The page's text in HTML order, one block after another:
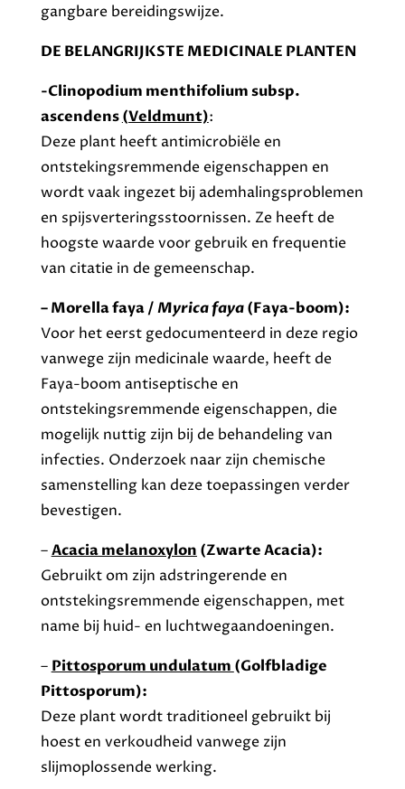
gangbare bereidingswijze.
DE BELANGRIJKSTE MEDICINALE PLANTEN
-Clinopodium menthifolium subsp.
ascendens(Veldmunt):
Deze plant heeft antimicrobiële en
ontstekingsremmende eigenschappen en
wordt vaak ingezet bij ademhalingsproblemen
en spijsverteringsstoornissen. Ze heeft de
hoogste waarde voor gebruik en frequentie
van citatie in de gemeenschap.
– Morella faya /Myrica faya(Faya-boom):
Voor het eerst gedocumenteerd in deze regio
vanwege zijn medicinale waarde, heeft de
Faya-boom antiseptische en
ontstekingsremmende eigenschappen, die
mogelijk nuttig zijn bij de behandeling van
infecties. Onderzoek naar zijn chemische
samenstelling kan deze toepassingen verder
bevestigen.
–Acacia melanoxylon (Zwarte Acacia):
Gebruikt om zijn adstringerende en
ontstekingsremmende eigenschappen, met
name bij huid- en luchtwegaandoeningen.
– Pittosporum undulatum (Golfbladige
Pittosporum):
Deze plant wordt traditioneel gebruikt bij
hoest en verkoudheid vanwege zijn
slijmoplossende werking.